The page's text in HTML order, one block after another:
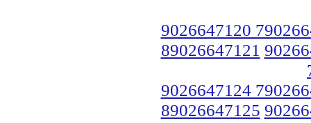
9026647120
89026647121
9026647124
89026647125